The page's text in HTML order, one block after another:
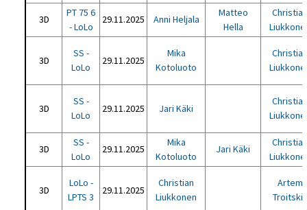
3D
PT 75 6
- LoLo
29.11.2025 Anni Heljala
Matteo
Hella
3D
SS -
LoLo
29.11.2025
Mika
Kotoluoto
3D
SS -
LoLo
29.11.2025 Jari Käki
3D
SS -
LoLo
29.11.2025
Mika
Kotoluoto
Jari Käki
3D
LoLo -
LPTS 3
29.11.2025
Christian
Liukkonen
Artem
Troitskiy